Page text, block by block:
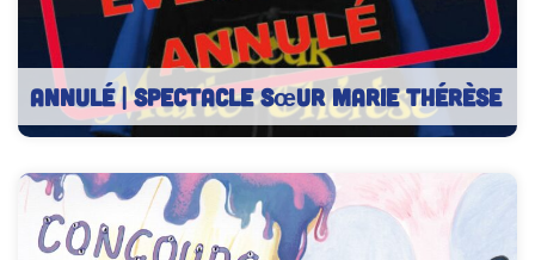
ANNULÉ | Spectacle Sœur Marie Thérèse